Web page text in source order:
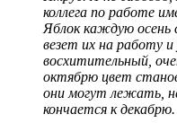
коллега по работе
Яблок каждую
везет их на работу
восхитительный,
октябрю цвет
они могут лежать,
кончается к декабрю.